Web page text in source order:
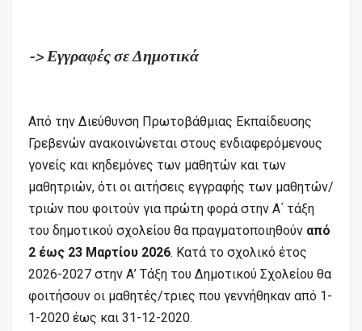
-> Εγγραφές σε Δημοτικά
Από την Διεύθυνση Πρωτοβάθμιας Εκπαίδευσης
Γρεβενών ανακοινώνεται στους ενδιαφερόμενους
γονείς και κηδεμόνες των μαθητών και των
μαθητριών, ότι οι αιτήσεις εγγραφής των μαθητών/
τριών που φοιτούν για πρώτη φορά στην Α΄ τάξη
του δημοτικού σχολείου θα πραγματοποιηθούν από
2 έως 23 Μαρτίου 2026. Κατά το σχολικό έτος
2026-2027 στην Α’ Τάξη του Δημοτικού Σχολείου θα
φοιτήσουν οι μαθητές/τριες που γεννήθηκαν από 1-
1-2020 έως και 31-12-2020.